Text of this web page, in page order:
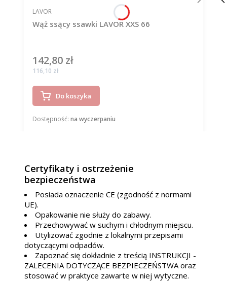
Wąż ssący ssawki LAVOR XXS 66
PRODUCENT
LAVOR
Cena
142,80 zł
Cena
116,10 zł
Do koszyka
Dostępność: na wyczerpaniu
Certyfikaty i ostrzeżenie
bezpieczeństwa
Posiada oznaczenie CE (zgodność z normami
UE).
Opakowanie nie służy do zabawy.
Przechowywać w suchym i chłodnym miejscu.
Utylizować zgodnie z lokalnymi przepisami
dotyczącymi odpadów.
Zapoznać się dokładnie z treścią INSTRUKCJI -
ZALECENIA DOTYCZĄCE BEZPIECZEŃSTWA oraz
stosować w praktyce zawarte w niej wytyczne.